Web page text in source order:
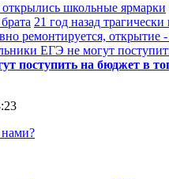
школьные ярмарки
21 год назад
ремонтируется, открытие
ЕГЭ не могут
поступить на бюджет в